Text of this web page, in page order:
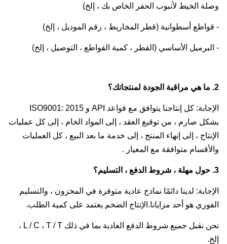
وصلة الخيط لأنبوب الحفر الخاص بك ، إلخ)
- قواطع أسطوانية (قطر المخاريط ، رقم الموديل ، إلخ)
- البرميل الأساسي (القطر ، كمية القواطع ، التوصيل ، إلخ)
2. ما هي مراقبة الجودة لمنتجاتك؟
الإجابة: كل إنتاجنا يتوافق مع قواعد API و ISO9001: 2015
بشكل صارم ، من توقيع العقد ، إلى المواد الخام ، إلى كل عمليات
الإنتاج ، إلى إنهاء المنتج ، إلى خدمة ما بعد البيع ، كل العمليات
والأقسام متوافقة مع المعيار .
3. حول مهلة ، شروط الدفع ، التسليم؟
الإجابة: لدينا دائمًا نماذج عادية متوفرة في المخزون ، والتسليم
الفوري هو أحد مزايانا.الإنتاج الضخم يعتمد على كمية الطلب.
نحن نقبل جميع شروط الدفع العادية بما في ذلك L / C ، T / T ،
إلخ.